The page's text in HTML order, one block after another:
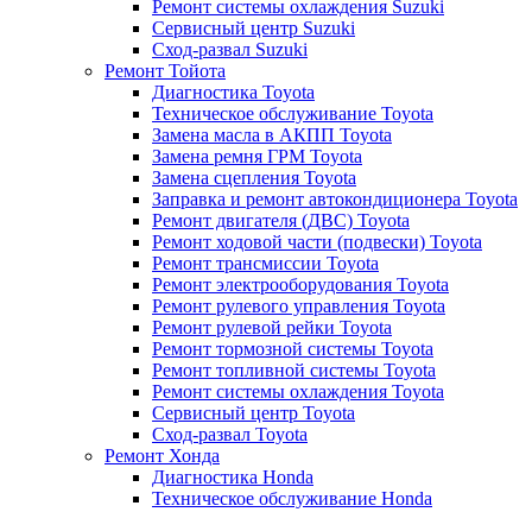
Ремонт системы охлаждения Suzuki
Сервисный центр Suzuki
Сход-развал Suzuki
Ремонт Тойота
Диагностика Toyota
Техническое обслуживание Toyota
Замена масла в АКПП Toyota
Замена ремня ГРМ Toyota
Замена сцепления Toyota
Заправка и ремонт автокондиционера Toyota
Ремонт двигателя (ДВС) Toyota
Ремонт ходовой части (подвески) Toyota
Ремонт трансмиссии Toyota
Ремонт электрооборудования Toyota
Ремонт рулевого управления Toyota
Ремонт рулевой рейки Toyota
Ремонт тормозной системы Toyota
Ремонт топливной системы Toyota
Ремонт системы охлаждения Toyota
Сервисный центр Toyota
Сход-развал Toyota
Ремонт Хонда
Диагностика Honda
Техническое обслуживание Honda